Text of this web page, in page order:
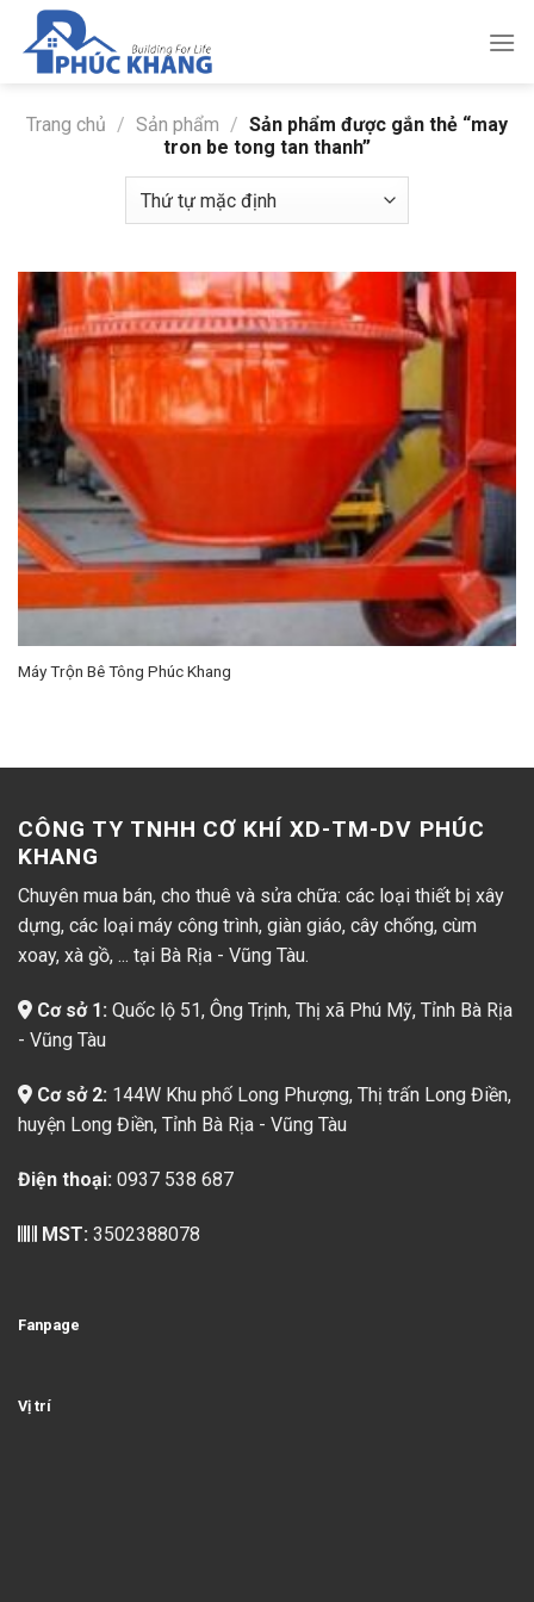
qua
Trang chủ / Sản phẩm / Sản phẩm được gắn thẻ “may
tron be tong tan thanh”
Máy Trộn Bê Tông Phúc Khang
CÔNG TY TNHH CƠ KHÍ XD-TM-DV PHÚC
KHANG
Chuyên mua bán, cho thuê và sửa chữa: các loại thiết bị xây
dựng, các loại máy công trình, giàn giáo, cây chống, cùm
xoay, xà gồ, ... tại Bà Rịa - Vũng Tàu.
Cơ sở 1: Quốc lộ 51, Ông Trịnh, Thị xã Phú Mỹ, Tỉnh Bà Rịa
- Vũng Tàu
Cơ sở 2: 144W Khu phố Long Phượng, Thị trấn Long Điền,
huyện Long Điền, Tỉnh Bà Rịa - Vũng Tàu
Điện thoại: 0937 538 687
MST: 3502388078
Fanpage
Vị trí